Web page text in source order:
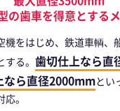
の歯車を得意とする
機をはじめ、鉄道車輌、
る。 歯切仕上なら直
なら直径2000mmとい
。